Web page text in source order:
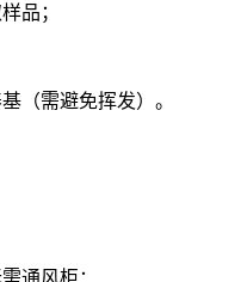
品；
需避免挥发）。
通风柜：